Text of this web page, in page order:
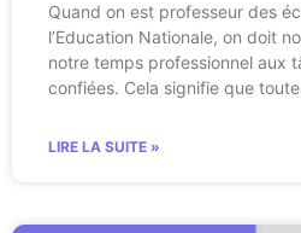
Quand on est professeur des
l’Education Nationale, on doit
notre temps professionnel aux
confiées. Cela signifie que
LIRE LA SUITE »